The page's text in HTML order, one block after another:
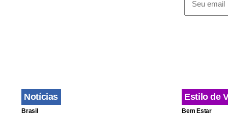
e
Rezende
continua
Notícias
Brasil
Estilo de
Bem Estar